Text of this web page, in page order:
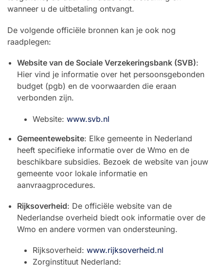
wanneer u de uitbetaling ontvangt.
De volgende officiële bronnen kan je ook nog
raadplegen:
Website van de Sociale Verzekeringsbank (SVB):
Hier vind je informatie over het persoonsgebonden
budget (pgb) en de voorwaarden die eraan
verbonden zijn.
Website: www.svb.nl
Gemeentewebsite: Elke gemeente in Nederland
heeft specifieke informatie over de Wmo en de
beschikbare subsidies. Bezoek de website van jouw
gemeente voor lokale informatie en
aanvraagprocedures.
Rijksoverheid: De officiële website van de
Nederlandse overheid biedt ook informatie over de
Wmo en andere vormen van ondersteuning.
Rijksoverheid: www.rijksoverheid.nl
Zorginstituut Nederland: